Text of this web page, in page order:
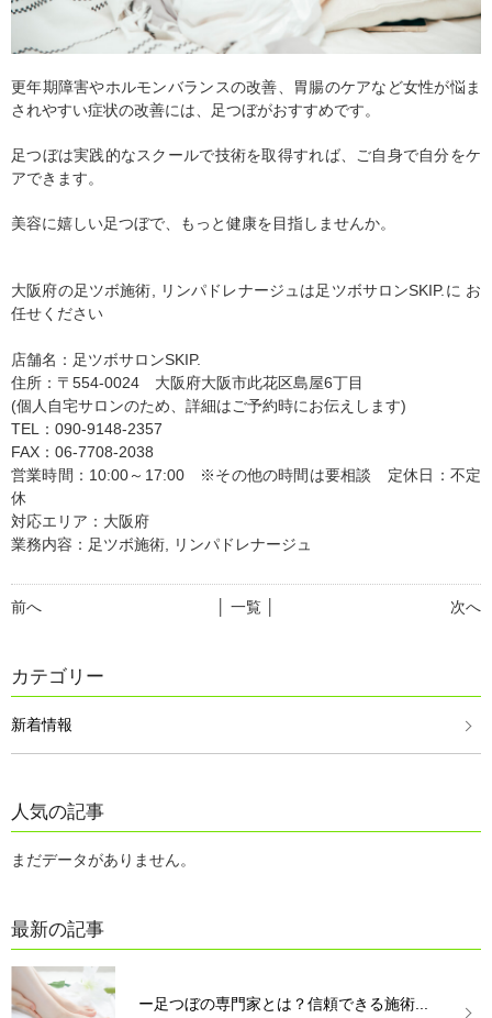
更年期障害やホルモンバランスの改善、胃腸のケアなど女性が悩ま
されやすい症状の改善には、足つぼがおすすめです。
足つぼは実践的なスクールで技術を取得すれば、ご自身で自分をケ
アできます。
美容に嬉しい足つぼで、もっと健康を目指しませんか。
大阪府の足ツボ施術, リンパドレナージュは足ツボサロンSKIP.に お
任せください
店舗名：足ツボサロンSKIP.
住所：〒554-0024 大阪府大阪市此花区島屋6丁目
(個人自宅サロンのため、詳細はご予約時にお伝えします)
TEL：090-9148-2357
FAX：06-7708-2038
営業時間：10:00～17:00 ※その他の時間は要相談 定休日：不定
休
対応エリア：大阪府
業務内容：足ツボ施術, リンパドレナージュ
前へ 次へ
│ 一覧 │
カテゴリー
新着情報
人気の記事
まだデータがありません。
最新の記事
ー足つぼの専門家とは？信頼できる施術...